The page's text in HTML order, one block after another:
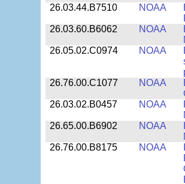
26.03.44.B7510
NOAA
26.03.60.B6062
NOAA
26.05.02.C0974
NOAA
26.76.00.C1077
NOAA
26.03.02.B0457
NOAA
26.65.00.B6902
NOAA
26.76.00.B8175
NOAA